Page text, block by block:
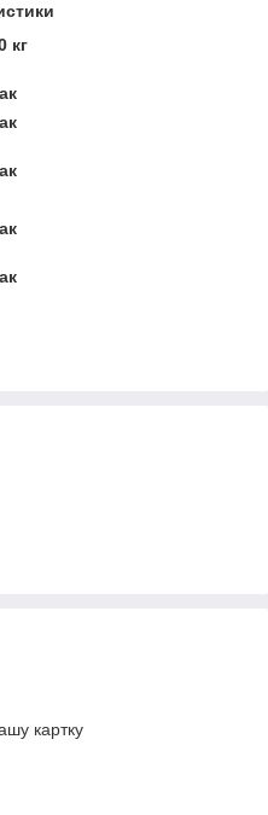
кг
картку